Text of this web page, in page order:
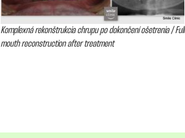
Komplexná rekonštrukcia chrupu po dokončení ošetrenia / Full
mouth reconstruction after treatment